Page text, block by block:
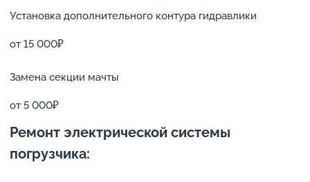
Установка дополнительного контура гидравлики
от 15 000₽
Замена секции мачты
от 5 000₽
Ремонт электрической системы
погрузчика: